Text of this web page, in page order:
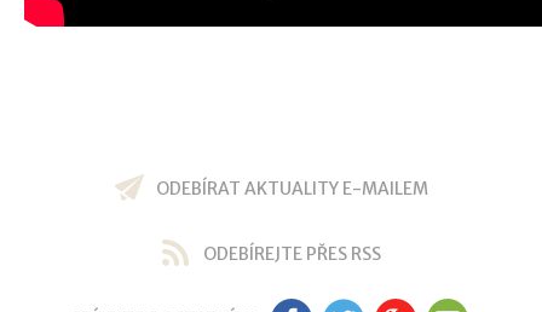
ODEBÍRAT AKTUALITY E-MAILEM
ODEBÍREJTE PŘES RSS